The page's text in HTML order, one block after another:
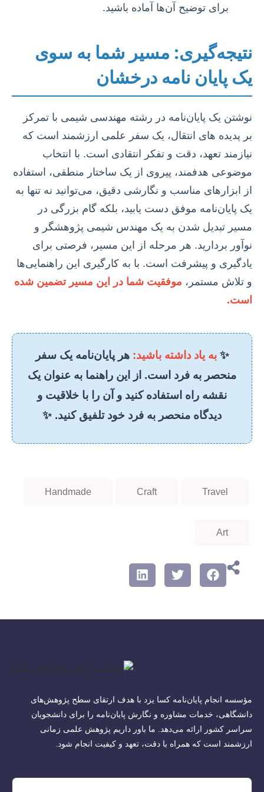
برای توضیح آن‌ها آماده باشید.
نتیجه‌گیری: مسیر شما به سوی
یک پایان نامه درخشان
نوشتن یک پایان‌نامه در رشته مهندسی شیمی با تمرکز
بر پدیده های انتقال، یک سفر علمی ارزشمند است که
نیازمند تعهد، دقت و تفکر انتقادی است. با انتخاب
موضوعی هدفمند، پیروی از یک ساختار منطقی، استفاده
از ابزارهای مناسب و نگارشی دقیق، می‌توانید نه تنها به
یک پایان‌نامه موفق دست یابید، بلکه گام بزرگی در
مسیر تبدیل شدن به یک مهندس شیمی پژوهشگر و
نوآور بردارید. هر مرحله از این مسیر، فرصتی برای
یادگیری و پیشرفت است. با به کارگیری این راهنمایی‌ها
و تلاش مستمر، موفقیت شما در این مسیر تضمین شده
است.
✨به یاد داشته باشید: هر پایان‌نامه یک سفر
منحصر به فرد است. از این راهنما به عنوان یک
نقشه راه استفاده کنید و آن را با خلاقیت و
دیدگاه منحصر به فرد خود تلفیق کنید. ✨
Travel
Craft
Handmade
Art
مؤسسه انجام پایان‌نامه کسا یزد با هدف ارتقای سطح پژوهش‌های
دانشگاهی، خدمات مشاوره و نگارش پایان‌نامه را برای دانشجویان
سراسر کشور ارائه می‌دهد. ما باور داریم پژوهش علمی زمانی
ارزشمند است که همراه با دقت، تعهد و کیفیت انجام شود.